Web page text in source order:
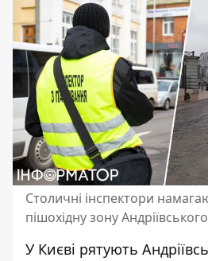
Столичні інспектори
пішохідну зону
У Києві рятують